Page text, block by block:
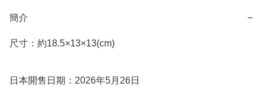
簡介 −
尺寸：約18.5×13×13(cm)
日本開售日期：2026年5月26日